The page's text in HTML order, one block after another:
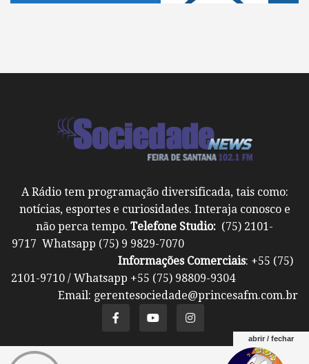
A Rádio tem programação diversificada, tais como:
notícias, esportes e curiosidades. Interaja conosco e
não perca tempo. Telefone Studio: (75) 2101-
9717 Whatsapp (75) 9 9829-7070
Informações Comerciais: +55 (75)
2101-9710 / Whatsapp +55 (75) 98809-9304
Email: gerentesociedade@princesafm.com.br
abrir / fechar